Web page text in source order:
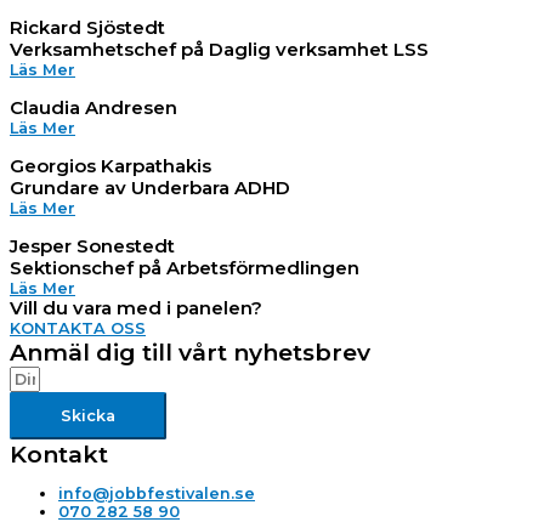
Rickard Sjöstedt
Verksamhetschef på Daglig verksamhet LSS
Läs Mer
Claudia Andresen
Läs Mer
Georgios Karpathakis
Grundare av Underbara ADHD
Läs Mer
Jesper Sonestedt
Sektionschef på Arbetsförmedlingen
Läs Mer
Vill du vara med i panelen?
KONTAKTA OSS
Anmäl dig till vårt nyhetsbrev
Skicka
Kontakt
info@jobbfestivalen.se
070 282 58 90